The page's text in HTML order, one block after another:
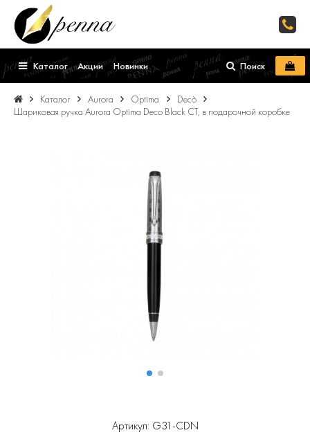
Каталог Акции Новинки Поиск
Каталог Aurora Optima
Decò
Шариковая ручка Aurora Optima Deco Black CT, в подарочной коробке
Артикул: G31-CDN